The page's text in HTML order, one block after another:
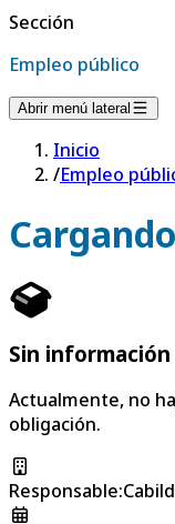
Sección
Empleo público
Abrir menú lateral
Inicio
/Empleo
Sin
Actualmente, no
obligación.
Responsable: